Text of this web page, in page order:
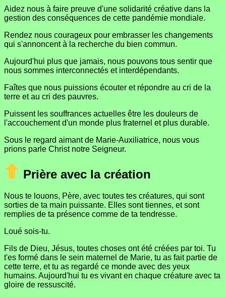
Aidez nous à faire preuve d'une solidarité créative dans la
gestion des conséquences de cette pandémie mondiale.
Rendez nous courageux pour embrasser les changements
qui s'annoncent à la recherche du bien commun.
Aujourd'hui plus que jamais, nous pouvons tous sentir que
nous sommes interconnectés et interdépendants.
Faîtes que nous puissions écouter et répondre au cri de la
terre et au cri des pauvres.
Puissent les souffrances actuelles être les douleurs de
l'accouchement d'un monde plus fraternel et plus durable.
Sous le regard aimant de Marie-Auxiliatrice, nous vous
prions parle Christ notre Seigneur.
Prière avec la création
Nous te louons, Père, avec toutes tes créatures, qui sont
sorties de ta main puissante. Elles sont tiennes, et sont
remplies de ta présence comme de ta tendresse.
Loué sois-tu.
Fils de Dieu, Jésus, toutes choses ont été créées par toi. Tu
t'es formé dans le sein maternel de Marie, tu as fait partie de
cette terre, et tu as regardé ce monde avec des yeux
humains. Aujourd'hui tu es vivant en chaque créature avec ta
gloire de ressuscité.